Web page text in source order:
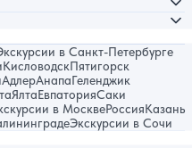
в Санкт-Петербурге
КисловодскПятигорск
АдлерАнапаГеленджик
ЯлтаЕвпаторияСаки
в МосквеРоссияКазань
Экскурсии в Сочи